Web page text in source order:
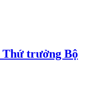
Thứ trưởng Bộ